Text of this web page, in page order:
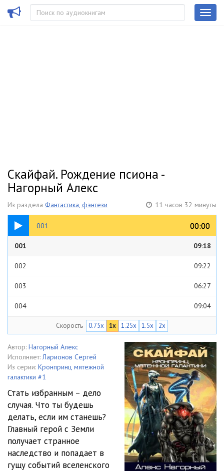
Скайфай. Рождение псиона -
Нагорный Алекс
Из раздела Фантастика, фэнтези 11 часов 32 минуты
001 00:00
00:00
09:18
001 09:18
002 09:22
003 06:27
004 09:04
006 07:37
007 10:16
08:29
009 09:26
010 08:27
011 09:11
012 09:39
Скорость 0.75x 1x 1.25x 1.5x 2x
Автор: Нагорный Алекс
Исполняет: Ларионов Сергей
Из серии: Кронпринц мятежной
галактики #1
Стать избранным – дело
случая. Что ты будешь
делать, если им станешь?
Главный герой с Земли
получает странное
наследство и попадает в
гущу событий вселенского